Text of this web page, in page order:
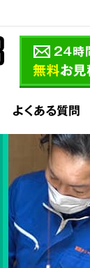
よくある質問